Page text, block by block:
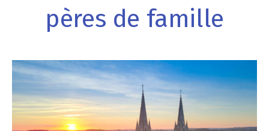
pères de famille